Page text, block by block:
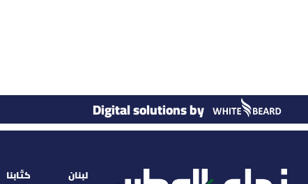
Digital solutions by
لبنان كتّابنا